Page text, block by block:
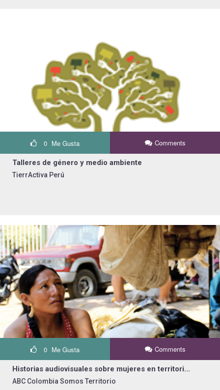
0 Me Gusta Comments
Talleres de género y medio ambiente
TierrActiva Perú
0 Me Gusta Comments
Historias audiovisuales sobre mujeres en territori...
ABC Colombia Somos Territorio